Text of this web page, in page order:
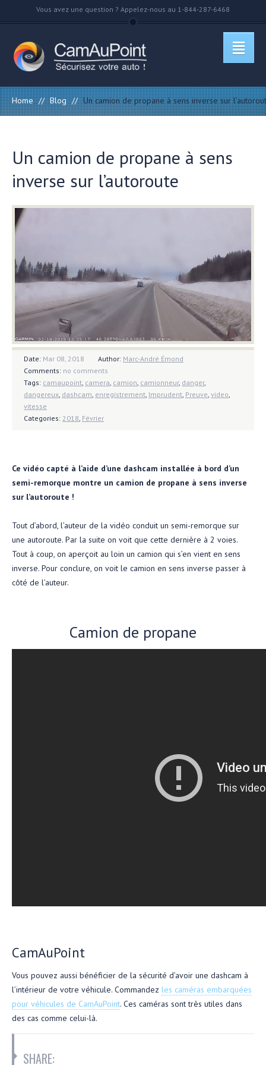
Vous avez une question ? Appelez-nous au 1-844-287-6468
Home // Blog // Un camion de propane à sens inverse sur
Un camion de propane à sens
inverse sur l’autoroute
Date: Mar 08, 2018 Author: Marc-André Émond
Comments: no comments
Tags: camaupoint camera camion camionneur, danger,
dangereux dashcam enregistrement Imprudent Preuve video
vitesse
Categories: 2018 Février
Ce vidéo capté à l’aide d’une dashcam installée à bord d’un
semi-remorque montre un camion de propane à sens inverse
sur l’autoroute !
Tout d’abord, l’auteur de la vidéo conduit un semi-remorque sur
une autoroute. Par la suite on voit que cette dernière à 2 voies.
Tout à coup, on aperçoit au loin un camion qui s’en vient en sens
inverse. Pour conclure, on voit le camion en sens inverse passer à
côté de l’auteur.
Camion de propane
CamAuPoint
Vous pouvez aussi bénéficier de la sécurité d’avoir une dashcam à
l’intérieur de votre véhicule. Commandez les caméras embarquées
pour véhicules de CamAuPoint. Ces caméras sont très utiles dans
des cas comme celui-là.
SHARE: